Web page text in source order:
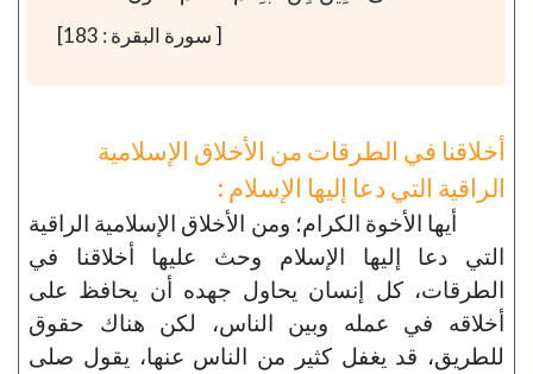
[ سورة البقرة : 183]
أخلاقنا في الطرقات من الأخلاق الإسلامية
الراقية التي دعا إليها الإسلام :
أيها الأخوة الكرام؛ ومن الأخلاق الإسلامية الراقية
التي دعا إليها الإسلام وحث عليها أخلاقنا في
الطرقات، كل إنسان يحاول جهده أن يحافظ على
أخلاقه في عمله وبين الناس، لكن هناك حقوق
للطريق، قد يغفل كثير من الناس عنها، يقول صلى